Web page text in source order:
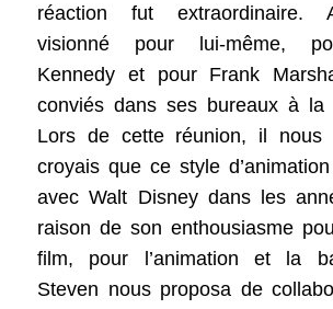
réaction fut extraordinaire.
visionné pour lui-même,
Kennedy et pour Frank
conviés dans ses bureaux à la
Lors de cette réunion, il
croyais que ce style
avec Walt Disney dans les
raison de son enthousiasme
film, pour l’animation et la
Steven nous proposa de